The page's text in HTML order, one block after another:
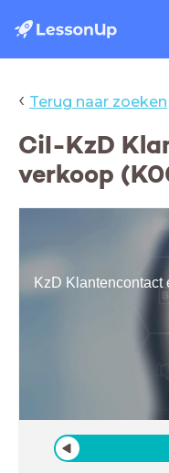
‹ Terug naar zoeken
CiI-KzD
verkoop
KzD Klantencontact